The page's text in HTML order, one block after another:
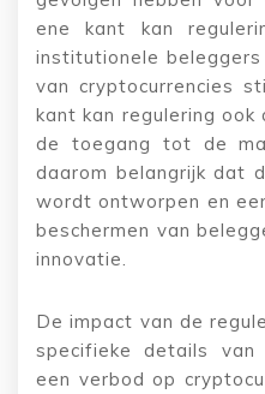
ene kant kan
institutionele
van cryptocurrencies
kant kan regulering ook
de toegang tot de
daarom belangrijk dat
wordt ontworpen en
beschermen van
innovatie.
De impact van de
specifieke details
een verbod op